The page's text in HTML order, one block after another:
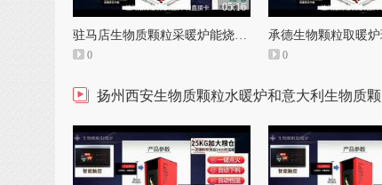
05:16
驻马店生物质颗粒采暖炉能烧煤吗和生物质颗粒取暖炉清理
0 0
扬州西安生物质颗粒水暖炉和意大利生物质颗